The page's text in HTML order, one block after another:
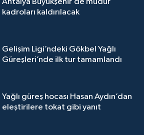
Antalya Büyükşehir’de müdür
kadroları kaldırılacak
Gelişim Ligi’ndeki Gökbel Yağlı
Güreşleri’nde ilk tur tamamlandı
Yağlı güreş hocası Hasan Aydın’dan
eleştirilere tokat gibi yanıt